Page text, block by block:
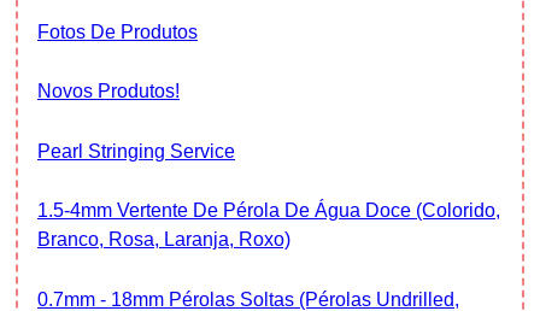
Fotos De Produtos
Novos Produtos!
Pearl Stringing Service
1.5-4mm Vertente De Pérola De Água Doce (colorido,
Branco, Rosa, Laranja, Roxo)
0.7mm - 18mm Pérolas Soltas (Pérolas Undrilled,